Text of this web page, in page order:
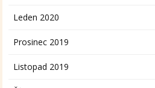
Leden 2020
Prosinec 2019
Listopad 2019